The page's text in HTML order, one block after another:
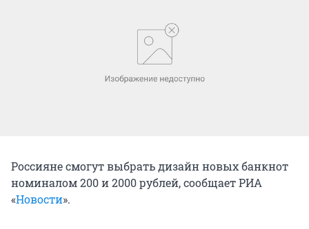
Россияне смогут выбрать дизайн новых банкнот
номиналом 200 и 2000 рублей, сообщает РИА
«Новости».